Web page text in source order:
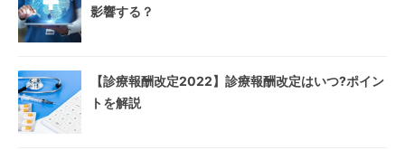
影響する？
【診療報酬改定2022】診療報酬改定はいつ?ポイン
トを解説